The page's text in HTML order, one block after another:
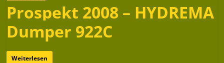
Prospekt 2008 – HYDREMA
Dumper 922C
Weiterlesen